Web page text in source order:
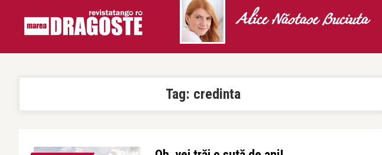
Alice Năstase Buciuta
Tag: credinta